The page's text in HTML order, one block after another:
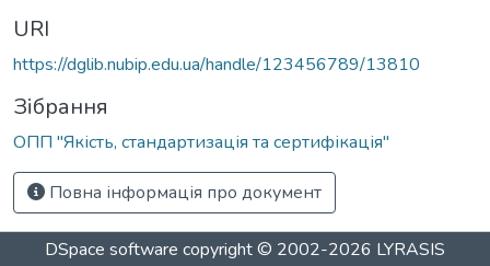
URI
https://dglib.nubip.edu.ua/handle/123456789/13810
Зібрання
ОПП "Якість, стандартизація та сертифікація"
Повна інформація про документ
DSpace software copyright © 2002-2026 LYRASIS